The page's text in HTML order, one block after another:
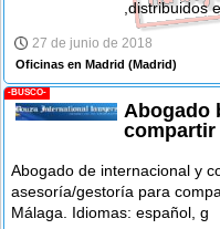
,distribuidos
27 de junio de 2018
Oficinas en Madrid (Madrid)
-BUSCO-
Abogado
compartir
Abogado de internacional y
asesoría/gestoría para
Málaga. Idiomas: español, g